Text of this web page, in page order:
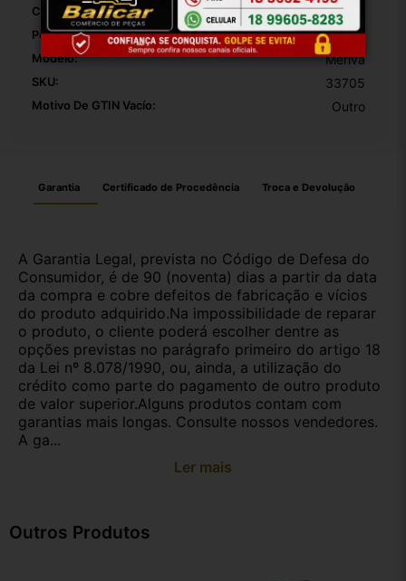
Comprimento Da Embalagem:
Peso Da Embalagem: 1000
Modelo: Meriva
SKU: 33705
Motivo De GTIN Vacío: Outro
Garantia Certificado de Procedência Troca e Devolução
A Garantia Legal, prevista no Código de Defesa do
Consumidor, é de 90 (noventa) dias a partir da data
da compra e cobre defeitos de fabricação e vícios
do produto adquirido.Na impossibilidade de reparar
o produto, o cliente poderá escolher dentre as
opções previstas no parágrafo primeiro do artigo 18
da Lei nº 8.078/1990, ou, ainda, a utilização do
crédito como parte do pagamento de outro produto
de valor superior.Alguns produtos contam com
garantias mais longas. Consulte nossos vendedores.
A ga...
Ler mais
Outros Produtos